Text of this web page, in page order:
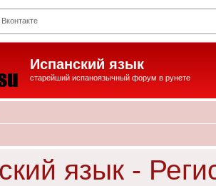
Вконтакте
Испанский язык
старейший испаноязычный форум в рунете
язык -